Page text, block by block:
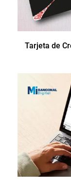
Tarjeta de